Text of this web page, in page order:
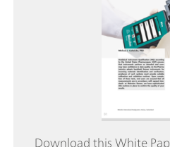
Download this White